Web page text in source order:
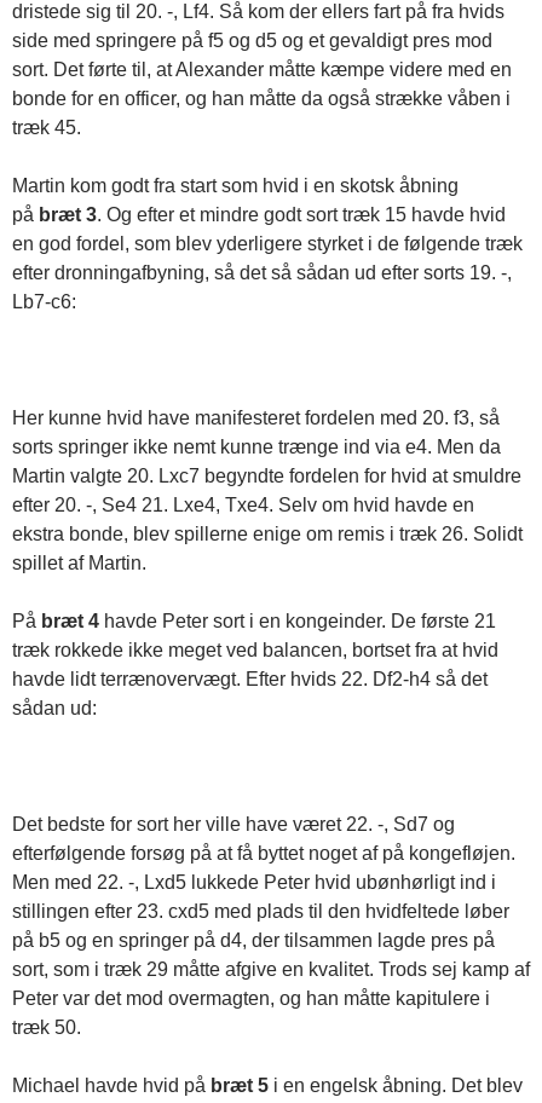
dristede sig til 20. -, Lf4. Så kom der ellers fart på fra hvids
side med springere på f5 og d5 og et gevaldigt pres mod
sort. Det førte til, at Alexander måtte kæmpe videre med en
bonde for en officer, og han måtte da også strække våben i
træk 45.
Martin kom godt fra start som hvid i en skotsk åbning
på bræt 3. Og efter et mindre godt sort træk 15 havde hvid
en god fordel, som blev yderligere styrket i de følgende træk
efter dronningafbyning, så det så sådan ud efter sorts 19. -,
Lb7-c6:
Her kunne hvid have manifesteret fordelen med 20. f3, så
sorts springer ikke nemt kunne trænge ind via e4. Men da
Martin valgte 20. Lxc7 begyndte fordelen for hvid at smuldre
efter 20. -, Se4 21. Lxe4, Txe4. Selv om hvid havde en
ekstra bonde, blev spillerne enige om remis i træk 26. Solidt
spillet af Martin.
På bræt 4 havde Peter sort i en kongeinder. De første 21
træk rokkede ikke meget ved balancen, bortset fra at hvid
havde lidt terrænovervægt. Efter hvids 22. Df2-h4 så det
sådan ud:
Det bedste for sort her ville have været 22. -, Sd7 og
efterfølgende forsøg på at få byttet noget af på kongefløjen.
Men med 22. -, Lxd5 lukkede Peter hvid ubønhørligt ind i
stillingen efter 23. cxd5 med plads til den hvidfeltede løber
på b5 og en springer på d4, der tilsammen lagde pres på
sort, som i træk 29 måtte afgive en kvalitet. Trods sej kamp af
Peter var det mod overmagten, og han måtte kapitulere i
træk 50.
Michael havde hvid på bræt 5 i en engelsk åbning. Det blev